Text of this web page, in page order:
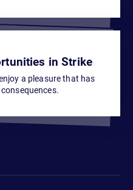
in Strike
a pleasure that has